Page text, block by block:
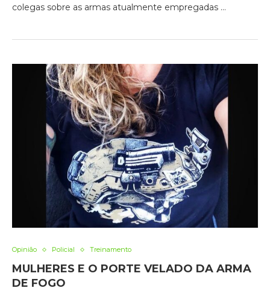
colegas sobre as armas atualmente empregadas …
Opinião Policial Treinamento
MULHERES E O PORTE VELADO DA ARMA
DE FOGO